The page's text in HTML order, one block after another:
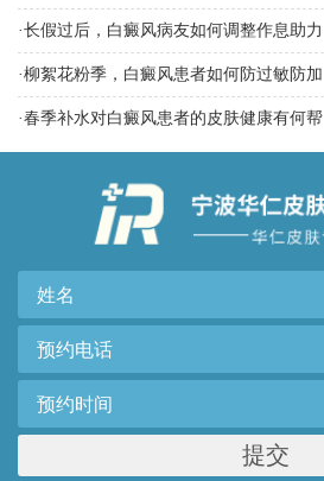
·长假过后，白癜风病友如何调整作息助力
·柳絮花粉季，白癜风患者如何防过敏防加
·春季补水对白癜风患者的皮肤健康有何帮
提交